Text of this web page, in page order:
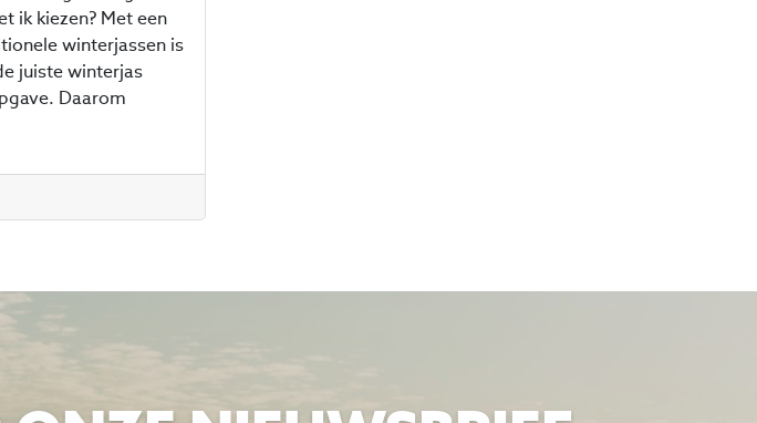
ik kiezen? Met een
winterjassen is
juiste winterjas
Daarom